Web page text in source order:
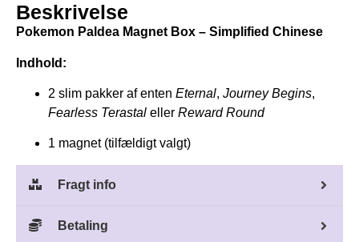
Beskrivelse
Pokemon Paldea Magnet Box – Simplified Chinese
Indhold:
2 slim pakker af enten Eternal, Journey Begins,
Fearless Terastal eller Reward Round
1 magnet (tilfældigt valgt)
Fragt info
Betaling